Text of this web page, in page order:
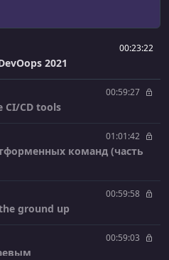
00:23:22
2021
00:59:27
CI/CD tools
01:01:42
команд (часть
00:59:58
ground up
00:59:03